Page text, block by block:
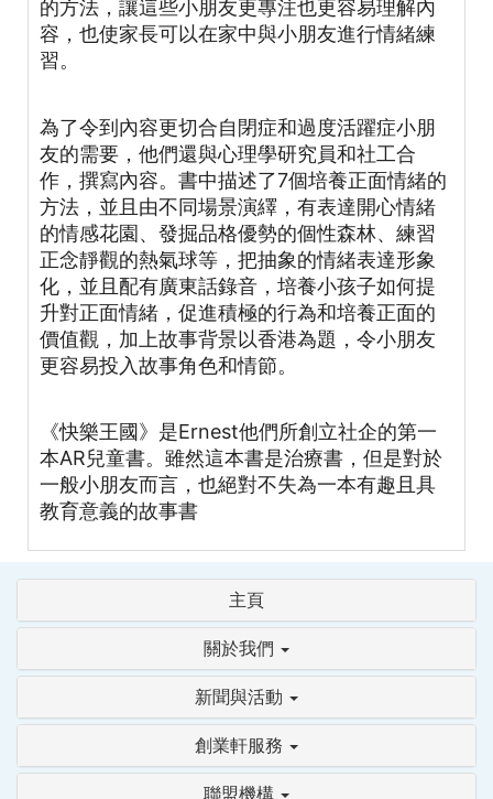
的方法，讓這些小朋友更專注也更容易理解內
容，也使家長可以在家中與小朋友進行情緒練
習。
為了令到內容更切合自閉症和過度活躍症小朋
友的需要，他們還與心理學研究員和社工合
作，撰寫內容。書中描述了7個培養正面情緒的
方法，並且由不同場景演繹，有表達開心情緒
的情感花園、發掘品格優勢的個性森林、練習
正念靜觀的熱氣球等，把抽象的情緒表達形象
化，並且配有廣東話錄音，培養小孩子如何提
升對正面情緒，促進積極的行為和培養正面的
價值觀，加上故事背景以香港為題，令小朋友
更容易投入故事角色和情節。
《快樂王國》是Ernest他們所創立社企的第一
本AR兒童書。雖然這本書是治療書，但是對於
一般小朋友而言，也絕對不失為一本有趣且具
教育意義的故事書
主頁
關於我們
新聞與活動
創業軒服務
聯盟機構